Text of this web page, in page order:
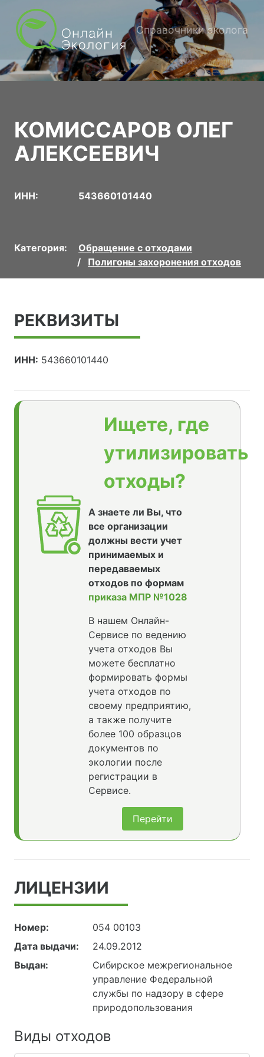
Справочники эколога
КОМИССАРОВ ОЛЕГ
АЛЕКСЕЕВИЧ
ИНН: 543660101440
Категория:
Обращение с отходами
Полигоны захоронения отходов
РЕКВИЗИТЫ
ИНН: 543660101440
Ищете, где
утилизировать
отходы?
А знаете ли Вы, что
все организации
должны вести учет
принимаемых и
передаваемых
отходов по формам
приказа МПР №1028
В нашем Онлайн-
Сервисе по ведению
учета отходов Вы
можете бесплатно
формировать формы
учета отходов по
своему предприятию,
а также получите
более 100 образцов
документов по
экологии после
регистрации в
Сервисе.
Перейти
ЛИЦЕНЗИИ
Номер:
054 00103
Дата выдачи:
24.09.2012
Выдан:
Сибирское межрегиональное
управление Федеральной
службы по надзору в сфере
природопользования
Виды отходов